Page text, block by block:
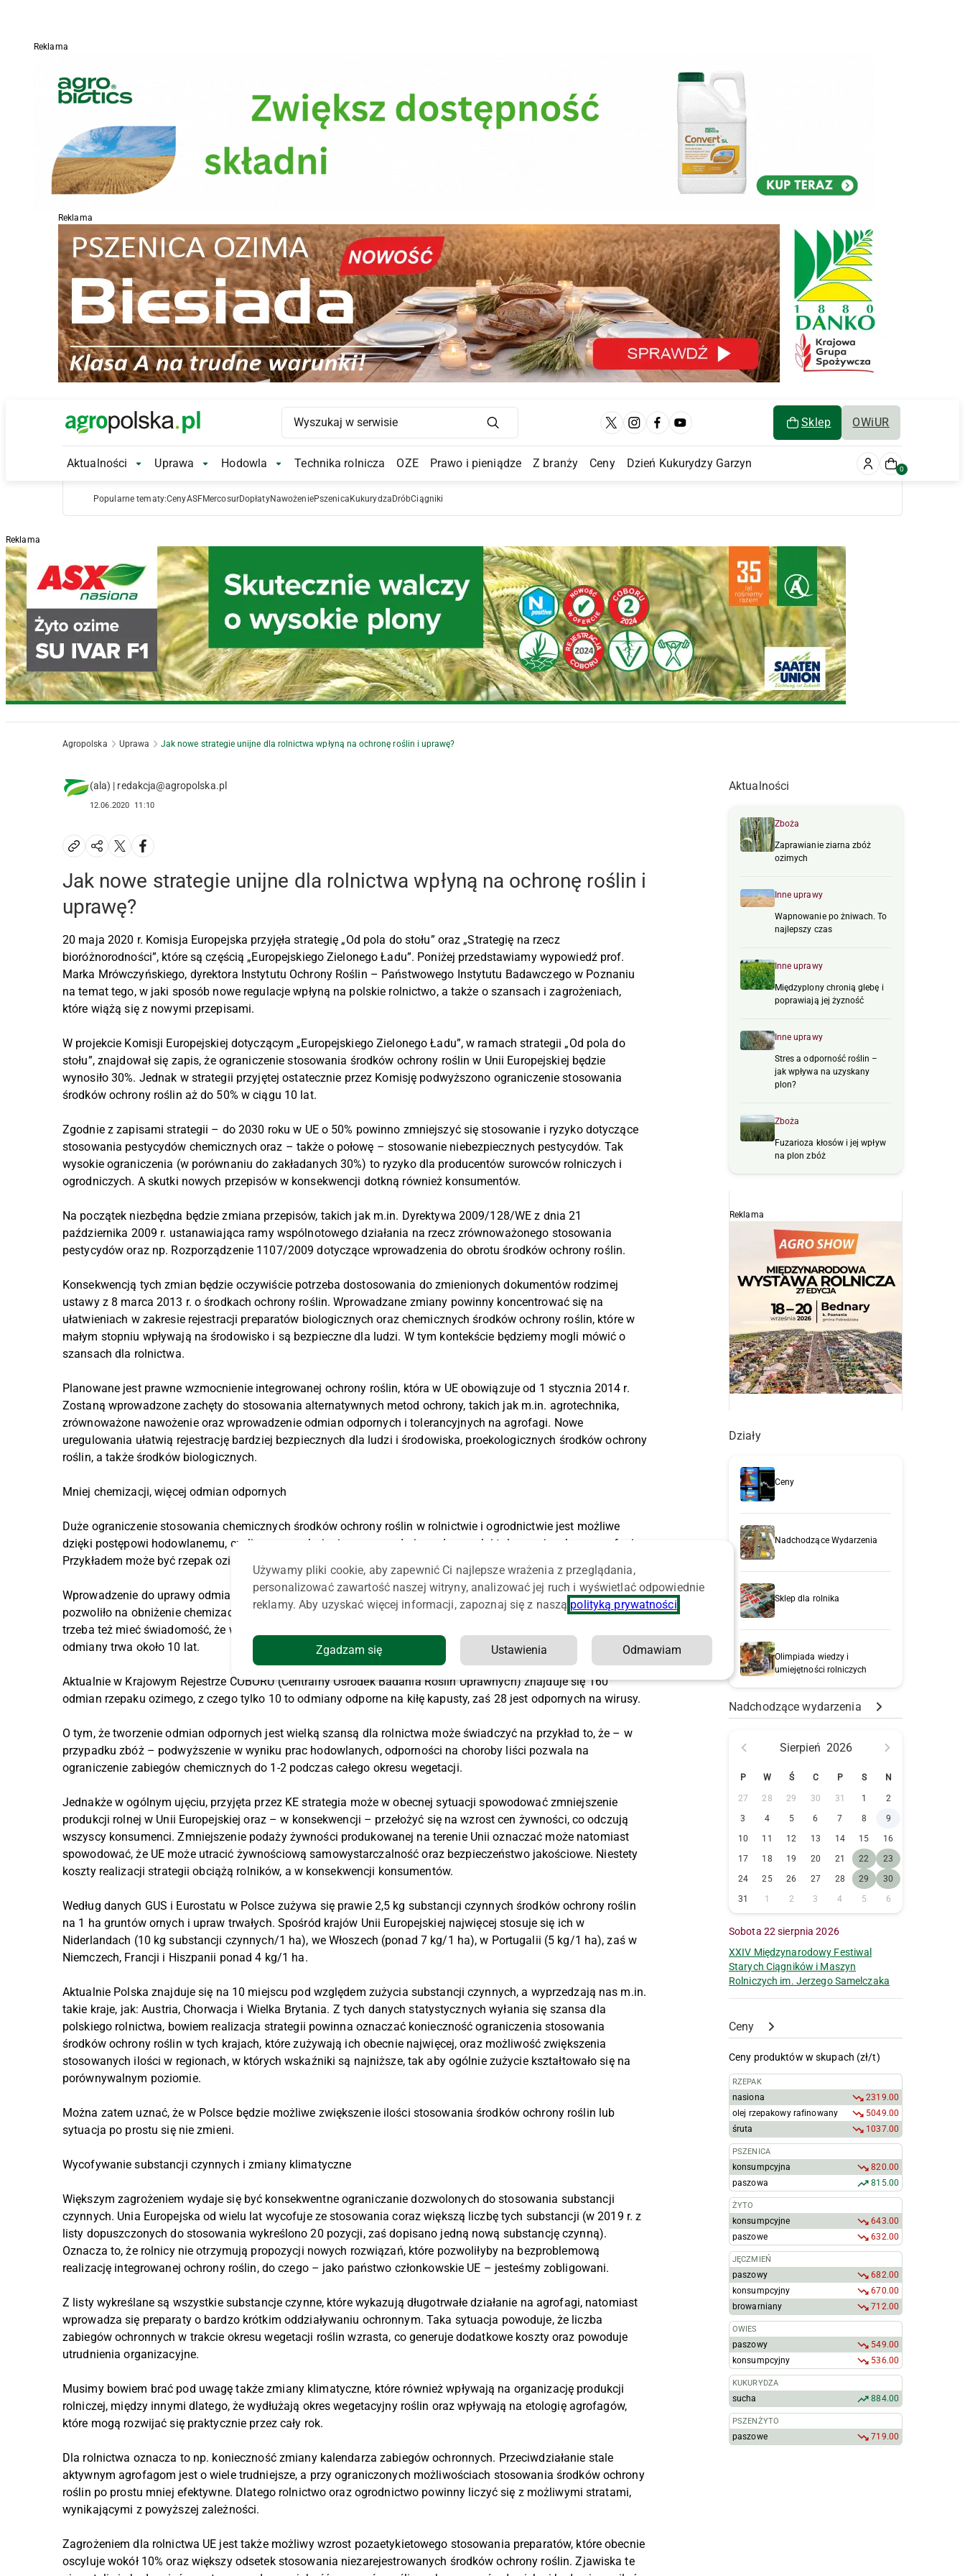
Reklama
Reklama
Main Logo Sklep OWiUR
Main Navigation
Aktualności Aktualności Submenu
Uprawa Uprawa Submenu
Hodowla Hodowla Submenu
Technika rolnicza OZE Prawo i pieniądze Z branży Ceny Dzień Kukurydzy Garzyn 0
Popularne tematy:CenyASFMercosurDopłatyNawożeniePszenica Kukurydza DróbCiągniki
Reklama
Agropolska Uprawa Jak nowe strategie unijne dla rolnictwa wpłyną na ochronę roślin i uprawę?
(ala) | redakcja@agropolska.pl
12.06.2020 11:10
Jak nowe strategie unijne dla rolnictwa wpłyną na ochronę roślin i
uprawę?
20 maja 2020 r. Komisja Europejska przyjęła strategię „Od pola do stołu” oraz „Strategię na rzecz
bioróżnorodności”, które są częścią „Europejskiego Zielonego Ładu”. Poniżej przedstawiamy wypowiedź prof.
Marka Mrówczyńskiego, dyrektora Instytutu Ochrony Roślin – Państwowego Instytutu Badawczego w Poznaniu
na temat tego, w jaki sposób nowe regulacje wpłyną na polskie rolnictwo, a także o szansach i zagrożeniach,
które wiążą się z nowymi przepisami.
W projekcie Komisji Europejskiej dotyczącym „Europejskiego Zielonego Ładu”, w ramach strategii „Od pola do
stołu”, znajdował się zapis, że ograniczenie stosowania środków ochrony roślin w Unii Europejskiej będzie
wynosiło 30%. Jednak w strategii przyjętej ostatecznie przez Komisję podwyższono ograniczenie stosowania
środków ochrony roślin aż do 50% w ciągu 10 lat.
Zgodnie z zapisami strategii – do 2030 roku w UE o 50% powinno zmniejszyć się stosowanie i ryzyko dotyczące
stosowania pestycydów chemicznych oraz – także o połowę – stosowanie niebezpiecznych pestycydów. Tak
wysokie ograniczenia (w porównaniu do zakładanych 30%) to ryzyko dla producentów surowców rolniczych i
ogrodniczych. A skutki nowych przepisów w konsekwencji dotkną również konsumentów.
Na początek niezbędna będzie zmiana przepisów, takich jak m.in. Dyrektywa 2009/128/WE z dnia 21
października 2009 r. ustanawiająca ramy wspólnotowego działania na rzecz zrównoważonego stosowania
pestycydów oraz np. Rozporządzenie 1107/2009 dotyczące wprowadzenia do obrotu środków ochrony roślin.
Konsekwencją tych zmian będzie oczywiście potrzeba dostosowania do zmienionych dokumentów rodzimej
ustawy z 8 marca 2013 r. o środkach ochrony roślin. Wprowadzane zmiany powinny koncentrować się na
ułatwieniach w zakresie rejestracji preparatów biologicznych oraz chemicznych środków ochrony roślin, które w
małym stopniu wpływają na środowisko i są bezpieczne dla ludzi. W tym kontekście będziemy mogli mówić o
szansach dla rolnictwa.
Planowane jest prawne wzmocnienie integrowanej ochrony roślin, która w UE obowiązuje od 1 stycznia 2014 r.
Zostaną wprowadzone zachęty do stosowania alternatywnych metod ochrony, takich jak m.in. agrotechnika,
zrównoważone nawożenie oraz wprowadzenie odmian odpornych i tolerancyjnych na agrofagi. Nowe
uregulowania ułatwią rejestrację bardziej bezpiecznych dla ludzi i środowiska, proekologicznych środków ochrony
roślin, a także środków biologicznych.
Mniej chemizacji, więcej odmian odpornych
Duże ograniczenie stosowania chemicznych środków ochrony roślin w rolnictwie i ogrodnictwie jest możliwe
dzięki postępowi hodowlanemu, czyli upowszechnianiu uprawy odmian odpornych i tolerancyjnych na agrofagi.
Przykładem może być rzepak ozimy.
Wprowadzenie do uprawy odmian z genami odporności na kiłę kapusty oraz wirusa żółtaczki rzepy (TuYV),
pozwoliło na obniżenie chemizacji do zera. Można zatem uznać, że jest to kierunek rozwoju rolnictwa, jednakże
trzeba też mieć świadomość, że wprowadzenie tego rozwiązania wymaga czasu, ponieważ stworzenie nowej
odmiany trwa około 10 lat.
Aktualnie w Krajowym Rejestrze COBORU (Centralny Ośrodek Badania Roślin Uprawnych) znajduje się 160
odmian rzepaku ozimego, z czego tylko 10 to odmiany odporne na kiłę kapusty, zaś 28 jest odpornych na wirusy.
O tym, że tworzenie odmian odpornych jest wielką szansą dla rolnictwa może świadczyć na przykład to, że – w
przypadku zbóż – podwyższenie w wyniku prac hodowlanych, odporności na choroby liści pozwala na
ograniczenie zabiegów chemicznych do 1-2 podczas całego okresu wegetacji.
Jednakże w ogólnym ujęciu, przyjęta przez KE strategia może w obecnej sytuacji spowodować zmniejszenie
produkcji rolnej w Unii Europejskiej oraz – w konsekwencji – przełożyć się na wzrost cen żywności, co odczują
wszyscy konsumenci. Zmniejszenie podaży żywności produkowanej na terenie Unii oznaczać może natomiast
spowodować, że UE może utracić żywnościową samowystarczalność oraz bezpieczeństwo jakościowe. Niestety
koszty realizacji strategii obciążą rolników, a w konsekwencji konsumentów.
Według danych GUS i Eurostatu w Polsce zużywa się prawie 2,5 kg substancji czynnych środków ochrony roślin
na 1 ha gruntów ornych i upraw trwałych. Spośród krajów Unii Europejskiej najwięcej stosuje się ich w
Niderlandach (10 kg substancji czynnych/1 ha), we Włoszech (ponad 7 kg/1 ha), w Portugalii (5 kg/1 ha), zaś w
Niemczech, Francji i Hiszpanii ponad 4 kg/1 ha.
Aktualnie Polska znajduje się na 10 miejscu pod względem zużycia substancji czynnych, a wyprzedzają nas m.in.
takie kraje, jak: Austria, Chorwacja i Wielka Brytania. Z tych danych statystycznych wyłania się szansa dla
polskiego rolnictwa, bowiem realizacja strategii powinna oznaczać konieczność ograniczenia stosowania
środków ochrony roślin w tych krajach, które zużywają ich obecnie najwięcej, oraz możliwość zwiększenia
stosowanych ilości w regionach, w których wskaźniki są najniższe, tak aby ogólnie zużycie kształtowało się na
porównywalnym poziomie.
Można zatem uznać, że w Polsce będzie możliwe zwiększenie ilości stosowania środków ochrony roślin lub
sytuacja po prostu się nie zmieni.
Wycofywanie substancji czynnych i zmiany klimatyczne
Większym zagrożeniem wydaje się być konsekwentne ograniczanie dozwolonych do stosowania substancji
czynnych. Unia Europejska od wielu lat wycofuje ze stosowania coraz większą liczbę tych substancji (w 2019 r. z
listy dopuszczonych do stosowania wykreślono 20 pozycji, zaś dopisano jedną nową substancję czynną).
Oznacza to, że rolnicy nie otrzymują propozycji nowych rozwiązań, które pozwoliłyby na bezproblemową
realizację integrowanej ochrony roślin, do czego – jako państwo członkowskie UE – jesteśmy zobligowani.
Z listy wykreślane są wszystkie substancje czynne, które wykazują długotrwałe działanie na agrofagi, natomiast
wprowadza się preparaty o bardzo krótkim oddziaływaniu ochronnym. Taka sytuacja powoduje, że liczba
zabiegów ochronnych w trakcie okresu wegetacji roślin wzrasta, co generuje dodatkowe koszty oraz powoduje
utrudnienia organizacyjne.
Musimy bowiem brać pod uwagę także zmiany klimatyczne, które również wpływają na organizację produkcji
rolniczej, między innymi dlatego, że wydłużają okres wegetacyjny roślin oraz wpływają na etologię agrofagów,
które mogą rozwijać się praktycznie przez cały rok.
Dla rolnictwa oznacza to np. konieczność zmiany kalendarza zabiegów ochronnych. Przeciwdziałanie stale
aktywnym agrofagom jest o wiele trudniejsze, a przy ograniczonych możliwościach stosowania środków ochrony
roślin po prostu mniej efektywne. Dlatego rolnictwo oraz ogrodnictwo powinny liczyć się z możliwymi stratami,
wynikającymi z powyższej zależności.
Zagrożeniem dla rolnictwa UE jest także możliwy wzrost pozaetykietowego stosowania preparatów, które obecnie
oscyluje wokół 10% oraz większy odsetek stosowania niezarejestrowanych środków ochrony roślin. Zjawiska te
Aktualności
Zboża
Zaprawianie ziarna zbóż
ozimych
Inne uprawy
Wapnowanie po żniwach. To
najlepszy czas
Inne uprawy
Międzyplony chronią glebę i
poprawiają jej żyzność
Inne uprawy
Stres a odporność roślin –
jak wpływa na uzyskany
plon?
Zboża
Fuzarioza kłosów i jej wpływ
na plon zbóż
Reklama
Działy
Ceny
Nadchodzące Wydarzenia
Sklep dla rolnika
Olimpiada wiedzy i
umiejętności rolniczych
Nadchodzące wydarzenia
Sierpień 2026
P W Ś C P S N
27 28 29 30 31 1
2
3
4 5 6 7 8
9
10
11 12 13 14 15
16
17
18 19 20 21 22
23
24
25 26 27 28 29
30
31
1 2 3 4 5 6
Sobota 22 sierpnia 2026
XXIV Międzynarodowy Festiwal
Starych Ciągników i Maszyn
Rolniczych im. Jerzego Samelczaka
Ceny
Ceny produktów w skupach (zł/t)
RZEPAK
nasiona
2319.00
olej rzepakowy rafinowany
5049.00
śruta
1037.00
PSZENICA
konsumpcyjna
820.00
paszowa
815.00
ŻYTO
konsumpcyjne
643.00
paszowe
632.00
JĘCZMIEŃ
paszowy
682.00
konsumpcyjny
670.00
browarniany
712.00
OWIES
paszowy
549.00
konsumpcyjny
536.00
KUKURYDZA
sucha 884.00
PSZENŻYTO
paszowe 719.00
Używamy pliki cookie, aby zapewnić Ci najlepsze wrażenia z przeglądania,
personalizować zawartość naszej witryny, analizować jej ruch i wyświetlać odpowiednie
reklamy. Aby uzyskać więcej informacji, zapoznaj się z naszą polityką prywatności
Zgadzam się Ustawienia Odmawiam